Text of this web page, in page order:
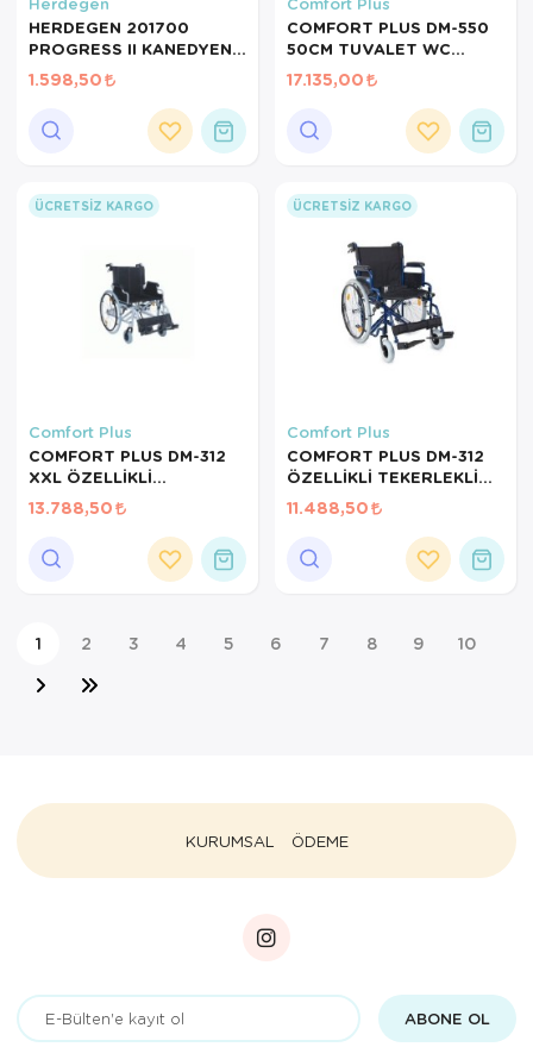
HERDEGEN 201700
PROGRESS II KANEDYEN
1ADET
1.598,50
COMFORT PLUS DM-550
50CM TUVALET WC
ÖZELLİKLİ TEKERLEKLİ
SANDALYE
17.135,00
ÜCRETSIZ KARGO
Comfort Plus
COMFORT PLUS DM-312
XXL ÖZELLİKLİ
TEKERLEKLİ SANDALYE
60CM YK9031 (2026)
13.788,50
ÜCRETSIZ KARGO
Comfort Plus
COMFORT PLUS DM-312
ÖZELLİKLİ TEKERLEKLİ
SANDALYE 50CM YK9031
(2026)
11.488,50
1 2 3 4 5 6 7 8 9 10
KURUMSAL ÖDEME
ABONE OL